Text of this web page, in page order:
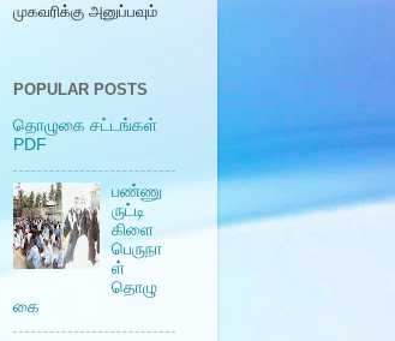
முகவரிக்கு அனுப்பவும்
POPULAR POSTS
தொழுகை சட்டங்கள்
PDF
பண்ணு
ருட்டி
கிளை
பெருநா
ள்
தொழு
கை